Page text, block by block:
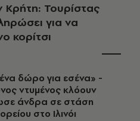
Κρήτη: Τουρίστας
για να
κορίτσι
δώρο για εσένα» -
ντυμένος κλόουν
άνδρα σε στάση
στο Ιλινόι